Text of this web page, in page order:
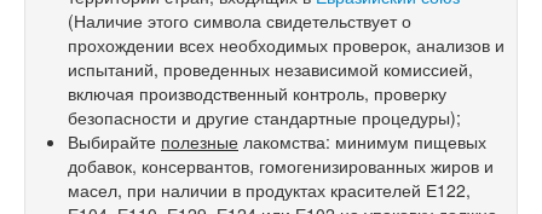
(Наличие этого символа свидетельствует о
прохождении всех необходимых проверок, анализов и
испытаний, проведенных независимой комиссией,
включая производственный контроль, проверку
безопасности и другие стандартные процедуры);
Выбирайте полезные лакомства: минимум пищевых
добавок, консервантов, гомогенизированных жиров и
масел, при наличии в продуктах красителей Е122,